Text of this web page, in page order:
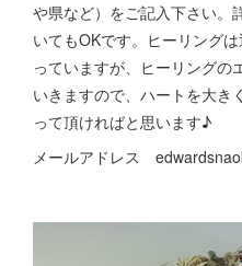
や県など）をご記入下さい。
いてもOKです。ヒーリング
っていますが、ヒーリングの
いきますので、ハートを大き
って頂ければと思います♪
メールアドレス